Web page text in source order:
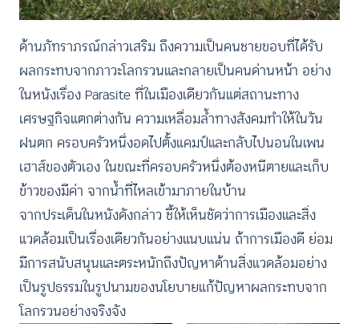
ด้านภัทราภรณ์กล่าวเสริม ถึงความเป็นคนชายขอบที่ได้รับ
ผลกระทบจากภาวะโลกรวนและกลายเป็นคนด่านหน้า อย่าง
ในหนังเรื่อง Parasite ที่ในเมืองเดียวกันแต่สถานะทาง
เศรษฐกิจแตกต่างกัน ความเหลื่อมล้ำทางสังคมทำให้ในวัน
ฝนตก ครอบครัวหนึ่งอดไปตั้งแคมป์และกลับไปนอนในเพน
เฮาส์ของตัวเอง ในขณะที่ครอบครัวหนึ่งต้องหนีตายและเก็บ
ข้าวของมีค่า จากน้ำที่ไหลเข้ามาภายในบ้าน
จากประเด็นในหนังดังกล่าว ชี้ให้เห็นชัดว่าการเมืองและสิ่ง
แวดล้อมเป็นเรื่องเดียวกันอย่างแนบแน่น ถ้าการเมืองดี ย่อม
มีการสนับสนุนและตระหนักถึงปัญหาด้านสิ่งแวดล้อมอย่าง
เป็นรูปธรรมในรูปนามของนโยบายแก้ปัญหาผลกระทบจาก
โลกรวนอย่างจริงจัง